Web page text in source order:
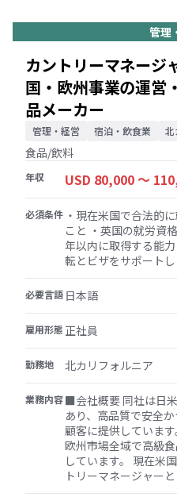
クトのスケジュール
されることを保証す
グとともに、プロジ
会計記録、作業計画
ジニア、請負業者、
ューコメントをシー
実行に必要な条件や
ジニアリング、在庫、
文書管理計画を作成す
び顧客と定期的にプ
ら、スケジュールの
書、提出物を調整・
負業者の活動順序を
作業手順や建設・設
る ・現場で安全基準
設においてすべての
を確認する ・他者と
管理
カントリーマネージ
国・欧州事業の運営
品メーカー
管理・経営 宿泊・飲食業 北
食品/飲料
年収 USD 80,000 〜
必須条件 ・現在米国で合法的
こと ・英国の就労資
年以内に取得する能
転とビザをサポート
年間の専門的経験 ・
ジメントまたはエグ
ネットワーク ・優れ
必要言語 日本語
雇用形態 正社員
勤務地 北カリフォルニア
業務内容■会社概要 同社は日
あり、高品質で安全
顧客に提供していま
欧州市場全域で高級
しています。 現在米
トリーマネージャー